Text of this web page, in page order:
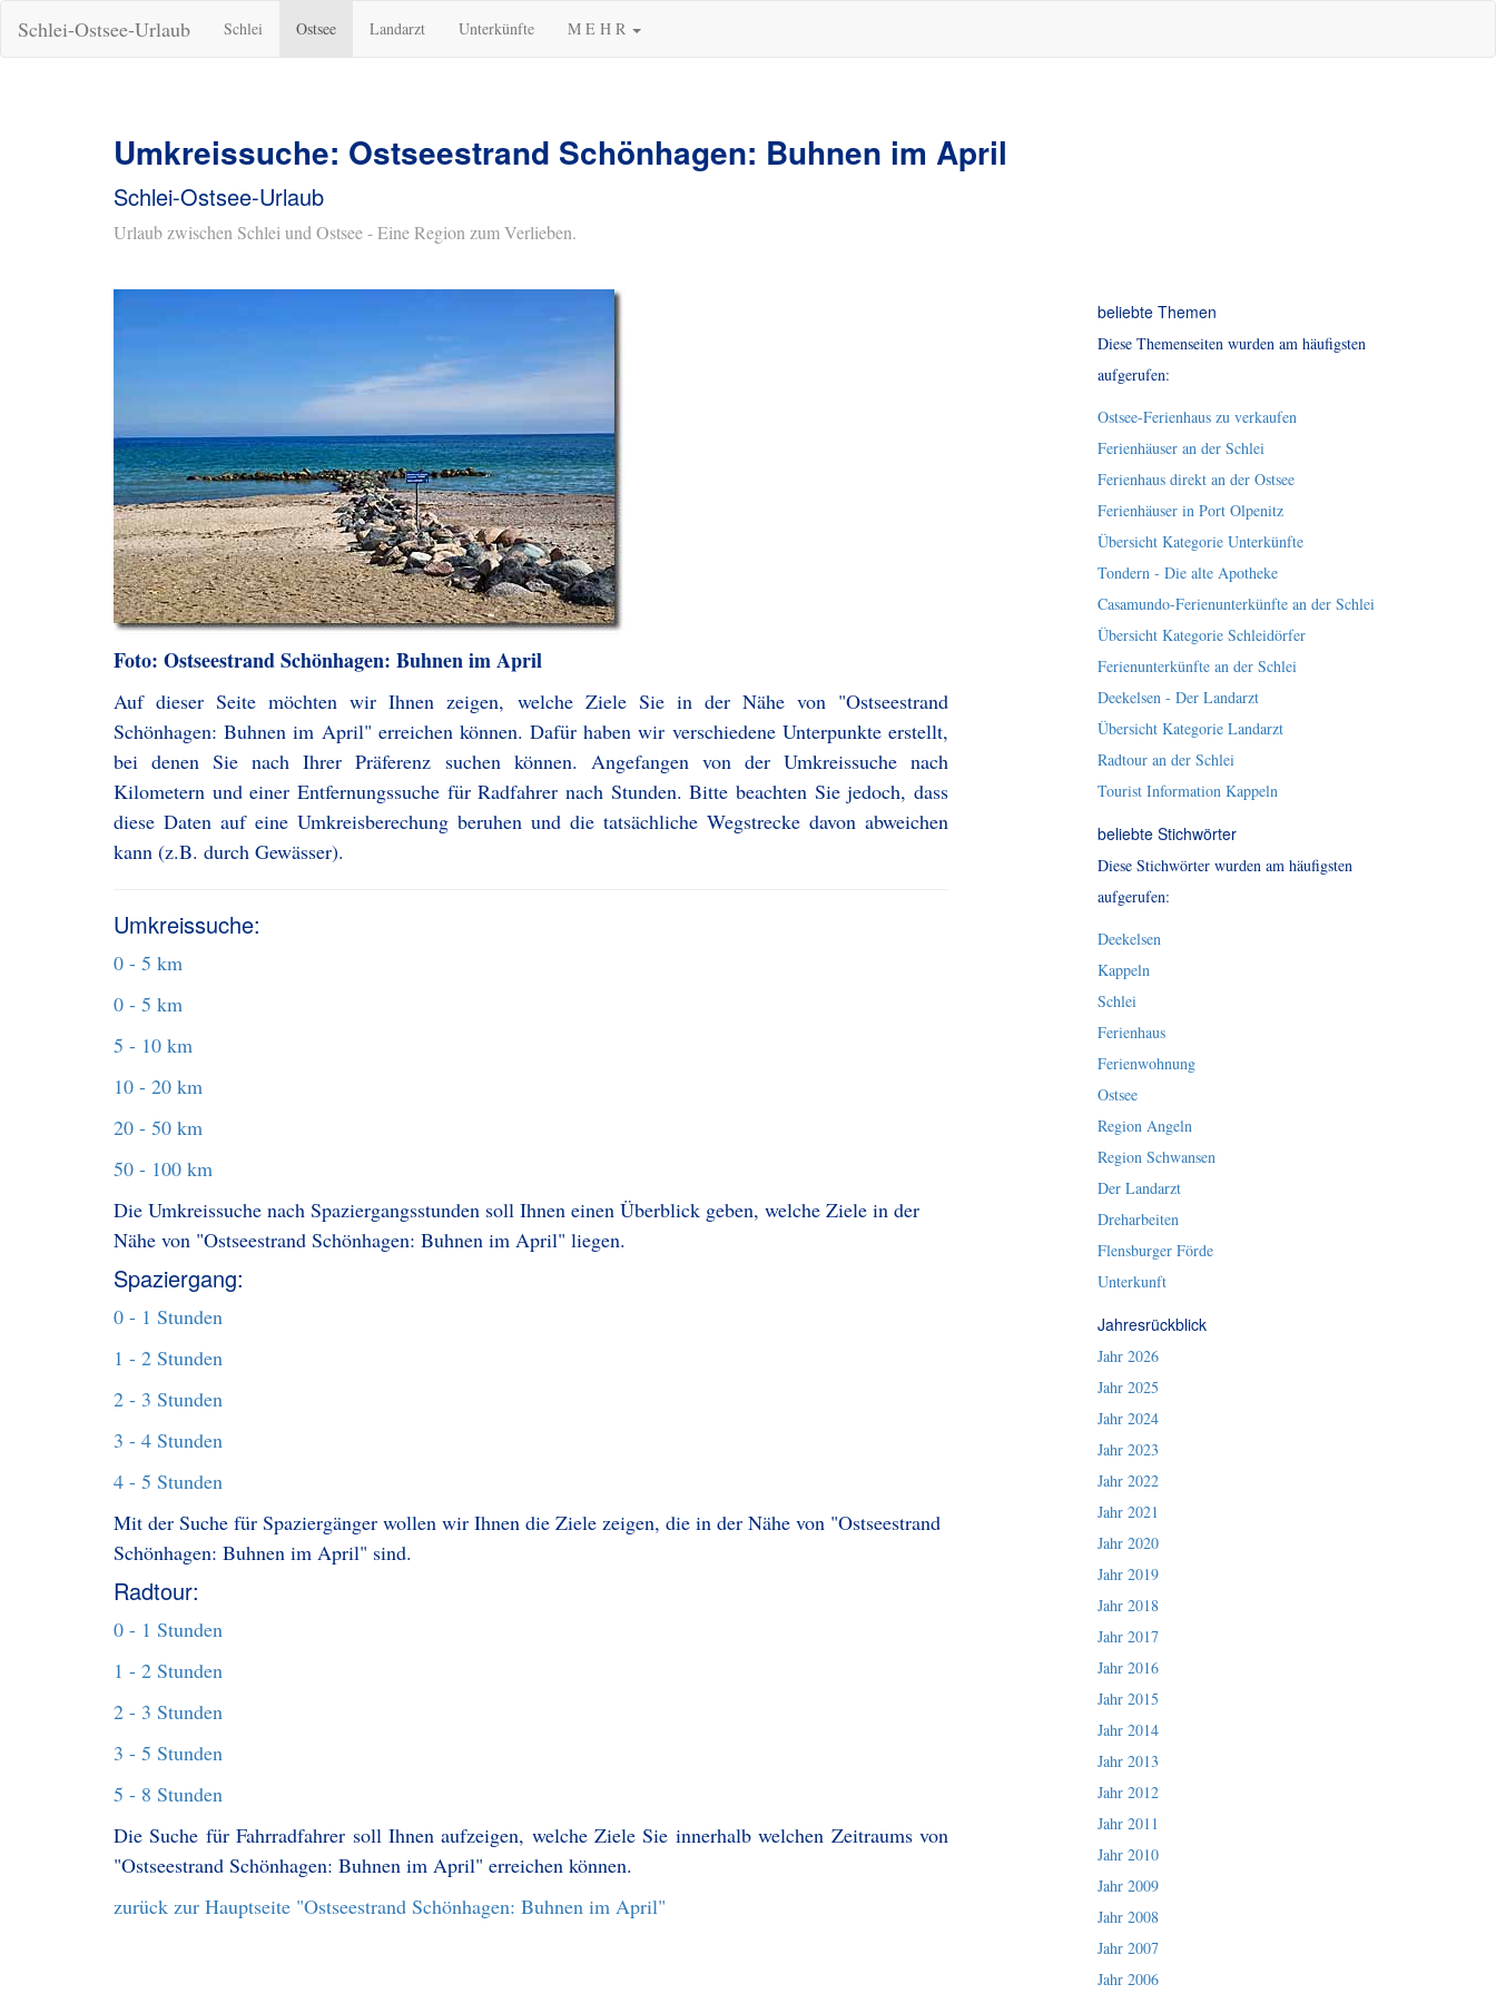
Schlei-Ostsee-Urlaub Schlei Ostsee Landarzt Unterkünfte M E H R
Umkreissuche: Ostseestrand Schönhagen: Buhnen im April
Schlei-Ostsee-Urlaub
Urlaub zwischen Schlei und Ostsee - Eine Region zum Verlieben.
Foto: Ostseestrand Schönhagen: Buhnen im April
Auf dieser Seite möchten wir Ihnen zeigen, welche Ziele Sie in der Nähe von "Ostseestrand
Schönhagen: Buhnen im April" erreichen können. Dafür haben wir verschiedene Unterpunkte erstellt,
bei denen Sie nach Ihrer Präferenz suchen können. Angefangen von der Umkreissuche nach
Kilometern und einer Entfernungssuche für Radfahrer nach Stunden. Bitte beachten Sie jedoch, dass
diese Daten auf eine Umkreisberechung beruhen und die tatsächliche Wegstrecke davon abweichen
kann (z.B. durch Gewässer).
Umkreissuche:
0 - 5 km
0 - 5 km
5 - 10 km
10 - 20 km
20 - 50 km
50 - 100 km
Die Umkreissuche nach Spaziergangsstunden soll Ihnen einen Überblick geben, welche Ziele in der
Nähe von "Ostseestrand Schönhagen: Buhnen im April" liegen.
Spaziergang:
0 - 1 Stunden
1 - 2 Stunden
2 - 3 Stunden
3 - 4 Stunden
4 - 5 Stunden
Mit der Suche für Spaziergänger wollen wir Ihnen die Ziele zeigen, die in der Nähe von "Ostseestrand
Schönhagen: Buhnen im April" sind.
Radtour:
0 - 1 Stunden
1 - 2 Stunden
2 - 3 Stunden
3 - 5 Stunden
5 - 8 Stunden
Die Suche für Fahrradfahrer soll Ihnen aufzeigen, welche Ziele Sie innerhalb welchen Zeitraums von
"Ostseestrand Schönhagen: Buhnen im April" erreichen können.
zurück zur Hauptseite "Ostseestrand Schönhagen: Buhnen im April"
beliebte Themen
Diese Themenseiten wurden am häufigsten
aufgerufen:
Ostsee-Ferienhaus zu verkaufen
Ferienhäuser an der Schlei
Ferienhaus direkt an der Ostsee
Ferienhäuser in Port Olpenitz
Übersicht Kategorie Unterkünfte
Tondern - Die alte Apotheke
Casamundo-Ferienunterkünfte an der Schlei
Übersicht Kategorie Schleidörfer
Ferienunterkünfte an der Schlei
Deekelsen - Der Landarzt
Übersicht Kategorie Landarzt
Radtour an der Schlei
Tourist Information Kappeln
beliebte Stichwörter
Diese Stichwörter wurden am häufigsten
aufgerufen:
Deekelsen
Kappeln
Schlei
Ferienhaus
Ferienwohnung
Ostsee
Region Angeln
Region Schwansen
Der Landarzt
Dreharbeiten
Flensburger Förde
Unterkunft
Jahresrückblick
Jahr 2026
Jahr 2025
Jahr 2024
Jahr 2023
Jahr 2022
Jahr 2021
Jahr 2020
Jahr 2019
Jahr 2018
Jahr 2017
Jahr 2016
Jahr 2015
Jahr 2014
Jahr 2013
Jahr 2012
Jahr 2011
Jahr 2010
Jahr 2009
Jahr 2008
Jahr 2007
Jahr 2006